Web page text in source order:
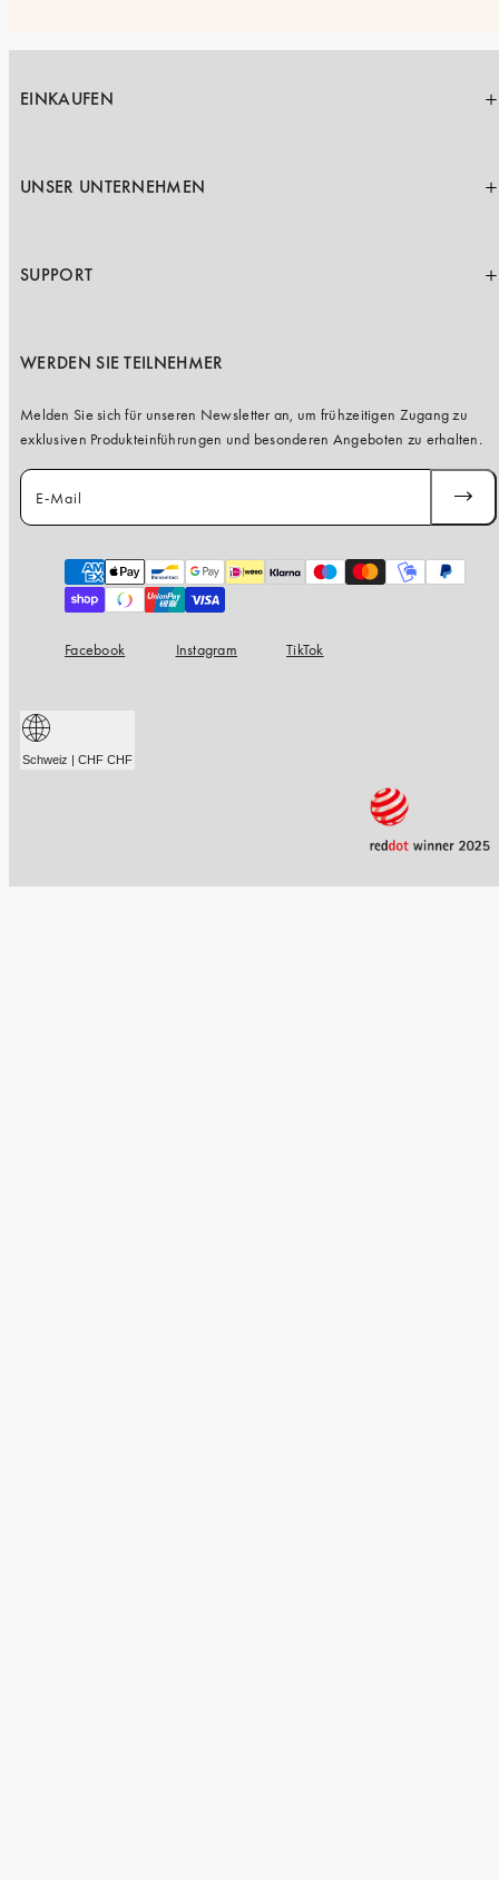
EINKAUFEN
UNSER UNTERNEHMEN
SUPPORT
WERDEN SIE TEILNEHMER
Melden Sie sich für unseren Newsletter an, um frühzeitigen Zugang zu
exklusiven Produkteinführungen und besonderen Angeboten zu erhalten.
E-Mail
Zahlungsarten
Facebook Instagram TikTok
Schweiz | CHF CHF